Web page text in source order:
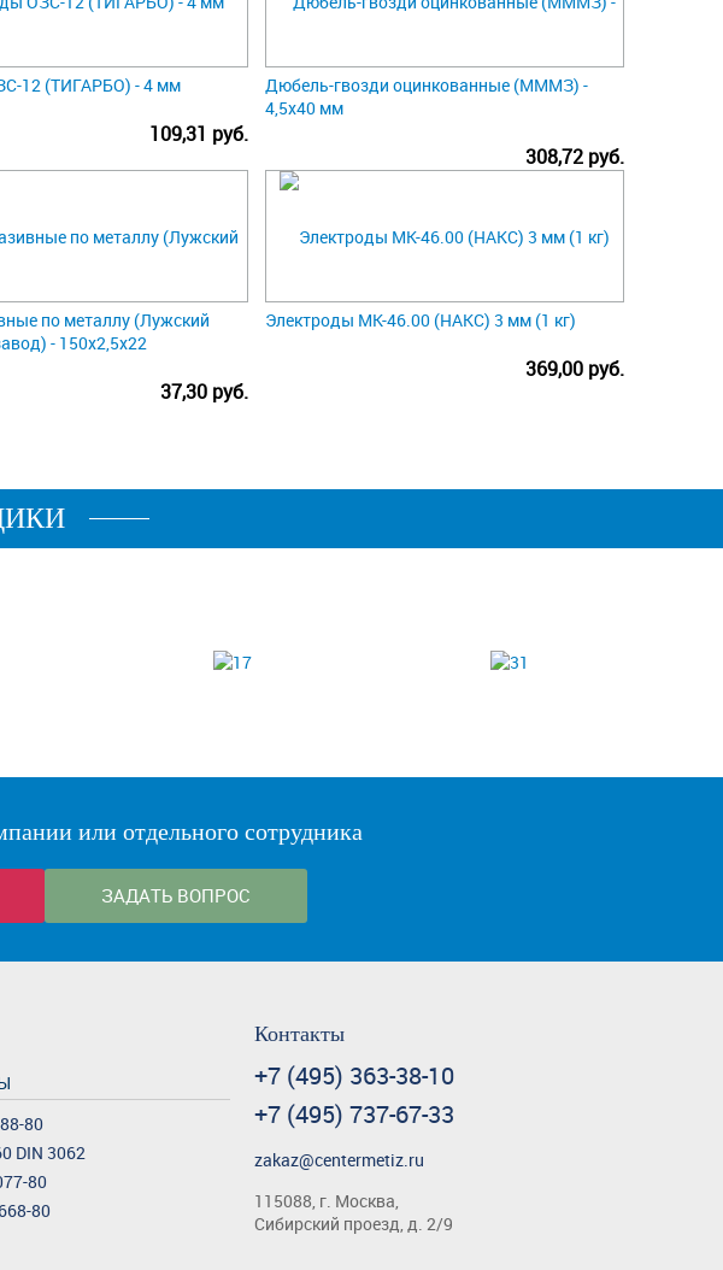
12 (ТИГАРБО) - 4 мм
109,31 руб.
Дюбель-гвозди оцинкованные (МММЗ) -
4,5х40 мм
308,72 руб.
по металлу (Лужский
- 150х2,5х22
37,30 руб.
Электроды МК-46.00 (НАКС) 3 мм (1 кг)
369,00 руб.
или отдельного сотрудника
ЗАДАТЬ ВОПРОС
80
DIN 3062
80
80
Контакты
+7 (495) 363-38-10
+7 (495) 737-67-33
zakaz@centermetiz.ru
115088, г. Москва,
Сибирский проезд, д. 2/9